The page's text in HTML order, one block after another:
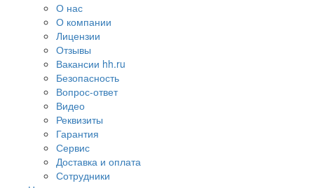
О нас
О компании
Лицензии
Отзывы
Вакансии hh.ru
Безопасность
Вопрос-ответ
Видео
Реквизиты
Гарантия
Сервис
Доставка и оплата
Сотрудники